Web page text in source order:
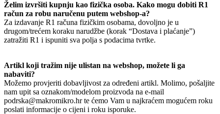
Želim izvršiti kupnju kao fizička osoba. Kako mogu dobiti R1
račun za robu naručenu putem webshop-a?
Za izdavanje R1 računa fizičkim osobama, dovoljno je u
drugom/trećem koraku narudžbe (korak “Dostava i plaćanje”)
zatražiti R1 i ispuniti sva polja s podacima tvrtke.
Artikl koji tražim nije ulistan na webshop, možete li ga
nabaviti?
Možemo provjeriti dobavljivost za određeni artikl. Molimo, pošaljite
nam upit sa oznakom/modelom proizvoda na e-mail
podrska@makromikro.hr te ćemo Vam u najkraćem mogućem roku
poslati informacije o cijeni i roku isporuke.